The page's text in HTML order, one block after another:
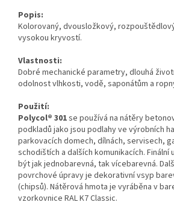
Popis:
Kolorovaný, dvousložkový,
vysokou kryvostí.
Vlastnosti:
Dobré mechanické parametry, dlouhá
odolnost vlhkosti, vodě, saponátům a
Použití:
Polycol® 301se používá na nátěry
podkladů jako jsou podlahy ve výrobních
parkovacích domech, dílnách, servisech,
schodištích a dalších komunikacích. Finální
být jak jednobarevná, tak vícebarevná.
povrchové úpravy je dekorativní vsyp
(chipsů). Nátěrová hmota je vyráběna v
vzorkovnice RAL K7 Classic.